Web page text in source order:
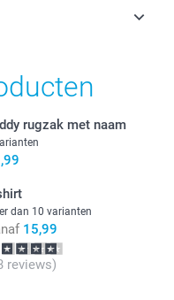
jaar
rugzak met naam
dan 10 varianten
15,99
reviews)